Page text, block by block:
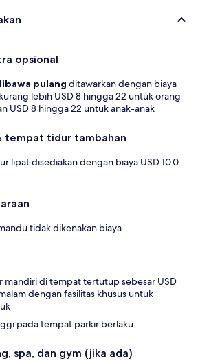
opsional
pulang ditawarkan dengan biaya
lebih USD 8 hingga 22 untuk orang
USD 8 hingga 22 untuk anak-anak
tempat tidur tambahan
lipat disediakan dengan biaya USD 10.0
tidak dikenakan biaya
mandiri di tempat tertutup sebesar USD
dengan fasilitas khusus untuk
pada tempat parkir berlaku
spa, dan gym (jika ada)